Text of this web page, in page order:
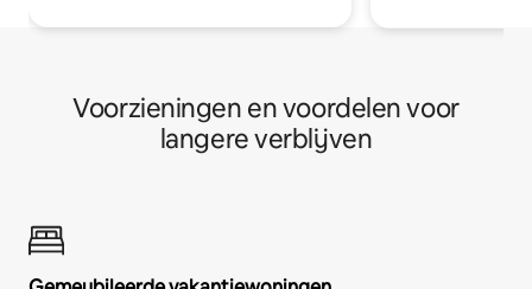
Voorzieningen en voordelen voor
langere verblijven